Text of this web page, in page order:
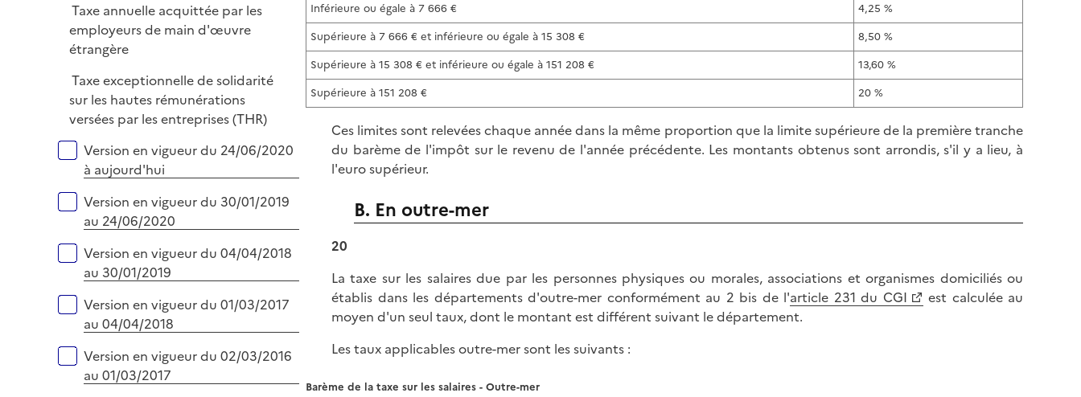
i
e
r
Taxe annuelle acquittée par les
employeurs de main d'œuvre
étrangère
Taxe exceptionnelle de solidarité
sur les hautes rémunérations
versées par les entreprises (THR)
Versions sur la période
Version en vigueur du 24/06/2020
à aujourd'hui
Version en vigueur du 30/01/2019
au 24/06/2020
Version en vigueur du 04/04/2018
au 30/01/2019
Version en vigueur du 01/03/2017
au 04/04/2018
Version en vigueur du 02/03/2016
au 01/03/2017
Inférieure ou égale à 7 666 €
4,25 %
Supérieure à 7 666 € et inférieure ou égale à 15 308 €
8,50 %
Supérieure à 15 308 € et inférieure ou égale à 151 208 €
13,60 %
Supérieure à 151 208 €
20 %
Ces limites sont relevées chaque année dans la même proportion que la limite supérieure de la première tranche
du barème de l'impôt sur le revenu de l'année précédente. Les montants obtenus sont arrondis, s'il y a lieu, à
l'euro supérieur.
B. En outre-mer
20
La taxe sur les salaires due par les personnes physiques ou morales, associations et organismes domiciliés ou
établis dans les départements d'outre-mer conformément au 2 bis de l'article 231 du CGI
est calculée au
moyen d'un seul taux, dont le montant est différent suivant le département.
Les taux applicables outre-mer sont les suivants :
Barème de la taxe sur les salaires - Outre-mer